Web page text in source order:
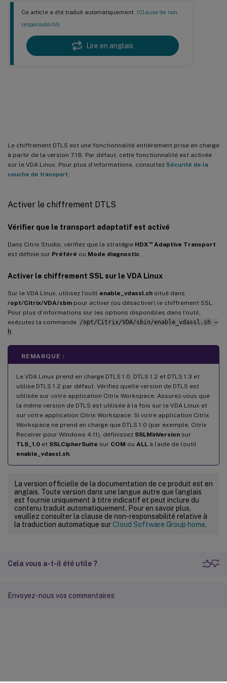
Ce article a été traduit automatiquement. (Clause de non
responsabilité)
Lire en anglais
Le chiffrement DTLS est une fonctionnalité entièrement prise en charge
à partir de la version 7.18. Par défaut, cette fonctionnalité est activée
sur le VDA Linux. Pour plus d’informations, consultez Sécurité de la
couche de transport
Activer le chiffrement DTLS
Vérifier que le transport adaptatif est activé
Dans Citrix Studio, vérifiez que la stratégie HDX ™Adaptive Transport
est définie sur Préféré ou Mode diagnostic
Activer le chiffrement SSL sur le VDA Linux
Sur le VDA Linux, utilisez l’outil enable_vdassl.sh situé dans
/opt/Citrix/VDA/sbin pour activer (ou désactiver) le chiffrement SSL.
Pour plus d’informations sur les options disponibles dans l’outil,
exécutez la commande /opt/Citrix/VDA/sbin/enable_vdassl.sh –
h
REMARQUE :
Le VDA Linux prend en charge DTLS 1.0, DTLS 1.2 et DTLS 1.3 et
utilise DTLS 1.2 par défaut. Vérifiez quelle version de DTLS est
utilisée sur votre application Citrix Workspace. Assurez-vous que
la même version de DTLS est utilisée à la fois sur le VDA Linux et
sur votre application Citrix Workspace. Si votre application Citrix
Workspace ne prend en charge que DTLS 1.0 (par exemple, Citrix
Receiver pour Windows 4.11), définissez SSLMinVersion sur
TLS_1.0 et SSLCipherSuite sur COM ou ALL à l’aide de l’outil
enable_vdassl.sh
La version officielle de la documentation de ce produit est en
anglais. Toute version dans une langue autre que l’anglais
est fournie uniquement à titre indicatif et peut inclure du
contenu traduit automatiquement. Pour en savoir plus,
veuillez consulter la clause de non-responsabilité relative à
la traduction automatique surCloud Software Group home.
Cela vous a-t-il été utile ?
Envoyez-nous vos commentaires